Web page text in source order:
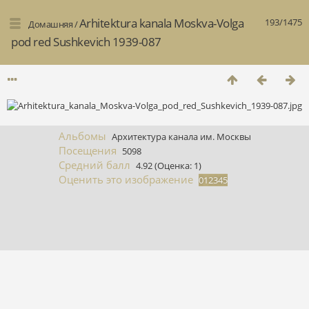
193/1475
Домашняя/Arhitektura kanala Moskva-Volga
pod red Sushkevich 1939-087
Альбомы Архитектура канала им. Москвы
Посещения 5098
Средний балл 4.92(Оценка: 1)
Оценить это изображение